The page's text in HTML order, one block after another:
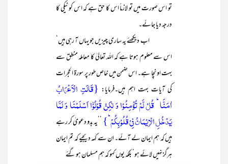
تو اس صورت میں تو لازماً اس کا حق ہے کہ اس کو نیکی کا
درجہ دیا جائے۔
اب دیکھئے یہ ساری چیزیں جو یہاں آ رہی ہیں‘
اس سے معلوم ہوتا ہے کہ اللہ تعالیٰ کا معاملہ منطق سے
بہت اونچا ہے۔ اس ضمن میں خاص طور پر سورۃ الحجرات
کی آیات بہت اہم ہیں۔فرمایا: {قَالَتِ الۡاَعۡرَابُ
اٰمَنَّا ؕ قُلۡ لَّمۡ تُؤۡمِنُوۡا وَ لٰکِنۡ قُوۡلُوۡۤا اَسۡلَمۡنَا وَ لَمَّا
یَدۡخُلِ الۡاِیۡمَانُ فِیۡ قُلُوۡبِکُمۡ ؕ} ’’یہ بدو دعویٰ کر رہے
ہیں کہ ہم ایمان لے آئے۔ ان سے کہہ دیجیے کہ تم ایمان
ہرگز نہیں لائے ہو‘ بلکہ یوں کہو کہ ہم مسلمان ہو گئے